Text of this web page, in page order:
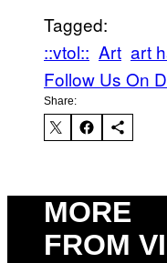
Tagged:
::vtol:: Art art
Follow Us On
Share:
MORE
FROM